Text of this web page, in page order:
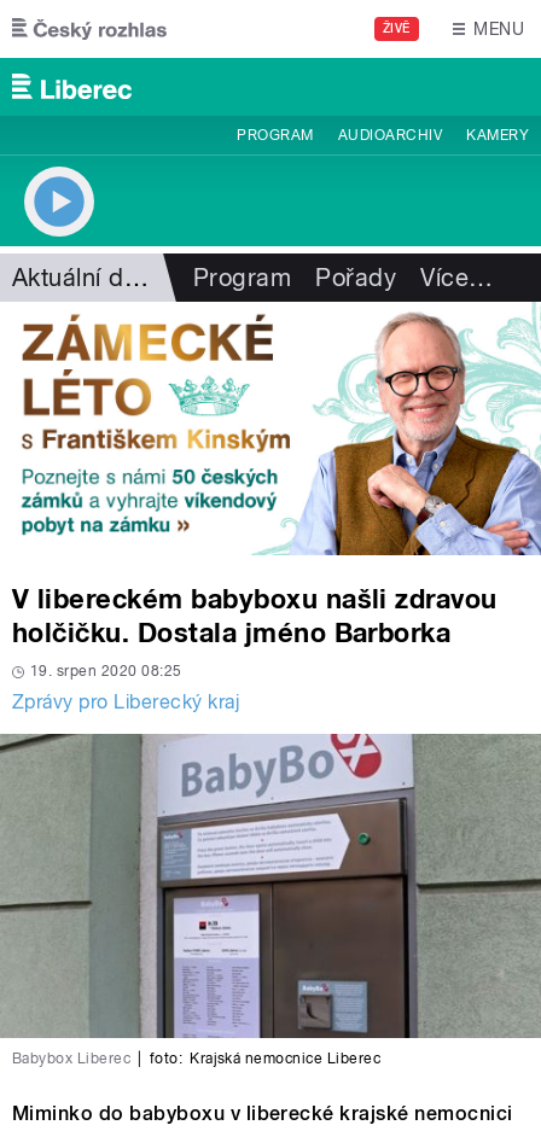
Přejít k hlavnímu obsahu
ŽIVĚ MENU
PROGRAM AUDIOARCHIV KAMERY
Aktuální dění Program Pořady Více…
V libereckém babyboxu našli zdravou
holčičku. Dostala jméno Barborka
19. srpen 2020 08:25
Zprávy pro Liberecký kraj
Babybox Liberec foto: Krajská nemocnice Liberec
Miminko do babyboxu v liberecké krajské nemocnici